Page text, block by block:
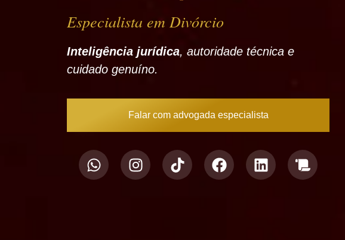
Especialista em Divórcio
Inteligência jurídica, autoridade técnica e
cuidado genuíno.
Falar com advogada especialista